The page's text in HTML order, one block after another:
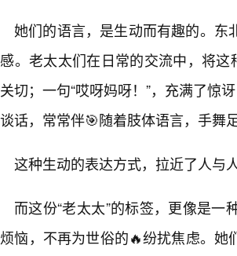
她们的语言，是生动而有趣的。东
。老太太们在日常的交流中，将
切；一句“哎呀妈呀！”，充满了惊
话，常常伴🎯随着肢体语言，手舞
这种生动的表达方式，拉近了人与
而这份“老太太”的标签，更像是
恼，不再为世俗的🔥纷扰焦虑。